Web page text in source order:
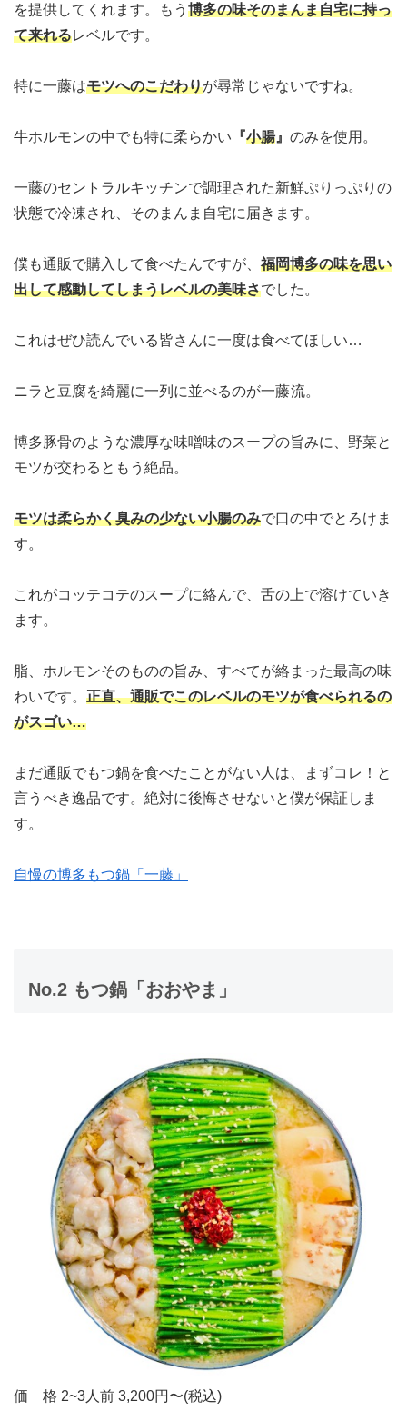
を提供してくれます。もう 博多の味そのまんま自宅に持っ
て来れるレベルです。
特に一藤はモツへのこだわりが尋常じゃないですね。
牛ホルモンの中でも特に柔らかい 『小腸』 のみを使用。
一藤のセントラルキッチンで調理された新鮮ぷりっぷりの
状態で冷凍され、そのまんま自宅に届きます。
僕も通販で購入して食べたんですが、 福岡博多の味を思い
出して感動してしまうレベルの美味さでした。
これはぜひ読んでいる皆さんに一度は食べてほしい…
ニラと豆腐を綺麗に一列に並べるのが一藤流。
博多豚骨のような濃厚な味噌味のスープの旨みに、野菜と
モツが交わるともう絶品。
モツは柔らかく臭みの少ない小腸のみで口の中でとろけま
す。
これがコッテコテのスープに絡んで、舌の上で溶けていき
ます。
脂、ホルモンそのものの旨み、すべてが絡まった最高の味
わいです。 正直、通販でこのレベルのモツが食べられるの
がスゴい…
まだ通販でもつ鍋を食べたことがない人は、まずコレ！と
言うべき逸品です。絶対に後悔させないと僕が保証しま
す。
自慢の博多もつ鍋「一藤」
No.2 もつ鍋「おおやま」
価 格 2~3人前 3,200円〜(税込)